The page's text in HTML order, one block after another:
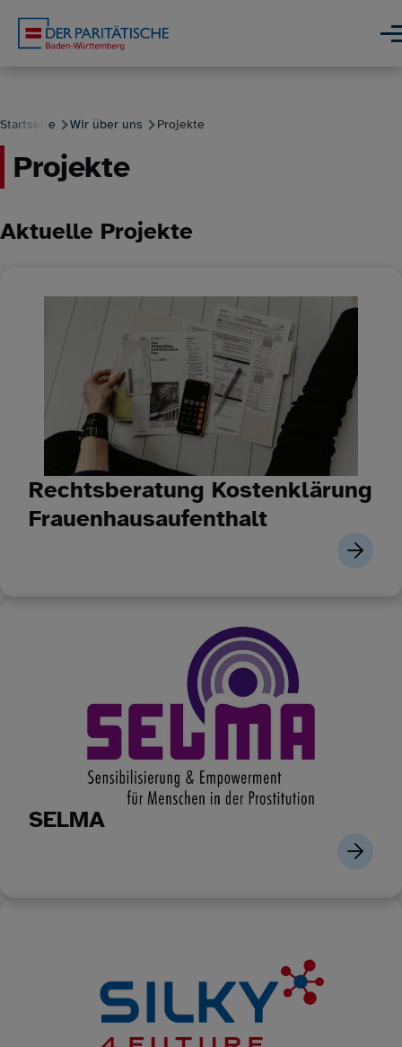
Pfadnavigation
Startseite Wir über uns Projekte
Projekte
Aktuelle Projekte
Rechtsberatung Kostenklärung
Frauenhausaufenthalt
SELMA